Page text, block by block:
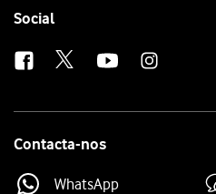
Follow
Social
Contacta-nos
WhatsApp